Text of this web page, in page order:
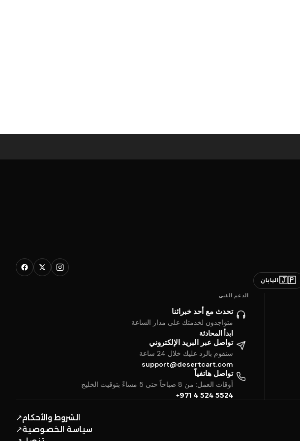
🇯🇵 اليابان
الدعم الفني
تحدث مع أحد خبرائنا
متواجدون لخدمتك على مدار الساعة
ابدأ المحادثة
تواصل عبر البريد الإلكتروني
سنقوم بالرد عليك خلال 24 ساعة
support@desertcart.com
تواصل هاتفياً
أوقات العمل: من 8 صباحاً حتى 5 مساءً بتوقيت الخليج
+971 4 524 5524
الشروط والأحكام↗
سياسة الخصوصية↗